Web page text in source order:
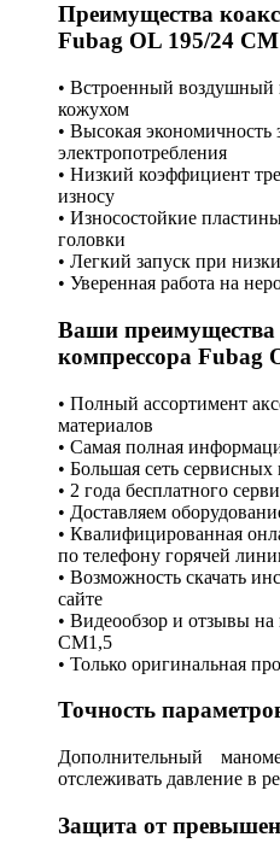
Преимущества
Fubag OL 195/24
• Встроенный
кожухом
• Высокая экономичность
электропотребления
• Низкий коэффициент
износу
• Износостойкие
головки
• Легкий запуск при
• Уверенная работа на
Ваши преимущества
компрессора Fubag
• Полный ассортимент
материалов
• Самая полная
• Большая сеть сервисных
• 2 года бесплатного
• Доставляем
• Квалифицированная
по телефону горячей
• Возможность скачать
сайте
• Видеообзор и отзывы
CM1,5
• Только оригинальная
Точность
Дополнительный
отслеживать давление в
Защита от